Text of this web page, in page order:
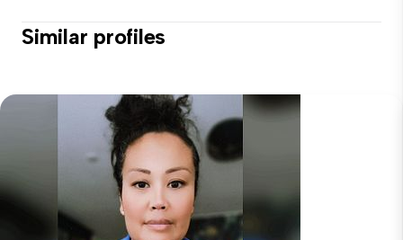
Similar profiles